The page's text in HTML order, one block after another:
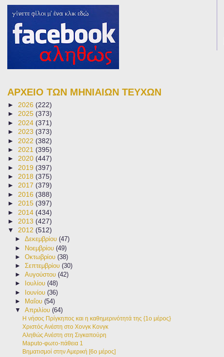
ΑΡΧΕΙΟ ΤΩΝ ΜΗΝΙΑΙΩΝ ΤΕΥΧΩΝ
► 2026 (222)
► 2025 (373)
► 2024 (371)
► 2023 (373)
► 2022 (382)
► 2021 (395)
► 2020 (447)
► 2019 (397)
► 2018 (375)
► 2017 (379)
► 2016 (388)
► 2015 (397)
► 2014 (434)
► 2013 (427)
▼ 2012 (512)
►Δεκεμβρίου(47)
► Νοεμβρίου(49)
►Οκτωβρίου(38)
►Σεπτεμβρίου(30)
►Αυγούστου(42)
►
Ιουλίου(48)
► Ιουνίου(36)
►
Μαΐου(54)
▼Απριλίου(64)
Η νήσος Πρίγκηπος και η καθημερινότητά της {1ο μέρος}
Χριστός Ανέστη στο Χονγκ Κονγκ
Aληθώς Ανέστη στη Σιγκαπούρη
Maputo-φωτο-πάθεια 1
Βηματισμοί στην Αμερική [6ο μέρος]